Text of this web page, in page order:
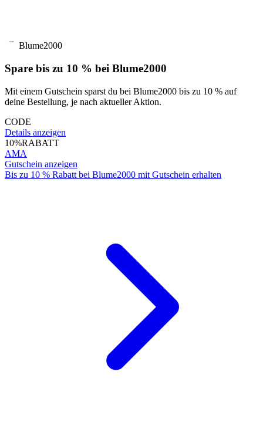
Blume2000
Spare bis zu 10 % bei Blume2000
Mit einem Gutschein sparst du bei Blume2000 bis zu 10 % auf
deine Bestellung, je nach aktueller Aktion.
CODE
Details anzeigen
10%RABATT
AMA
Gutschein anzeigen
Bis zu 10 % Rabatt bei Blume2000 mit Gutschein erhalten